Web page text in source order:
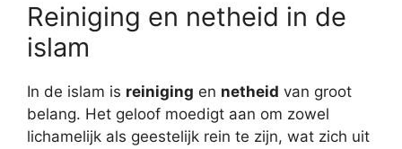
Reiniging en netheid in de
islam
In de islam is reiniging en netheid van groot
belang. Het geloof moedigt aan om zowel
lichamelijk als geestelijk rein te zijn, wat zich uit